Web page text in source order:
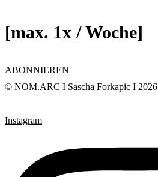
[max. 1x / Woche]
ABONNIEREN
© NOM.ARC I Sascha Forkapic I 2026
Instagram